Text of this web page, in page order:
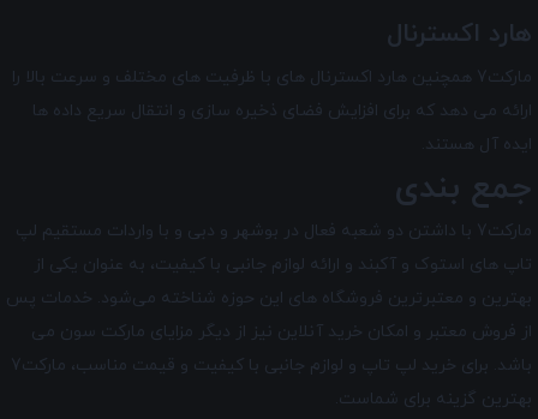
هارد اکسترنال
مارکت7 همچنین هارد اکسترنال های با ظرفیت های مختلف و سرعت بالا را
ارائه می دهد که برای افزایش فضای ذخیره‌ سازی و انتقال سریع داده ها
ایده آل هستند.
جمع بندی
مارکت7 با داشتن دو شعبه فعال در بوشهر و دبی و با واردات مستقیم لپ
تاپ‌ های استوک و آکبند و ارائه لوازم جانبی با کیفیت، به عنوان یکی از
بهترین و معتبرترین فروشگاه های این حوزه شناخته می‌شود. خدمات پس
از فروش معتبر و امکان خرید آنلاین نیز از دیگر مزایای مارکت سون می
باشد. برای خرید لپ تاپ و لوازم جانبی با کیفیت و قیمت مناسب، مارکت7
بهترین گزینه برای شماست.